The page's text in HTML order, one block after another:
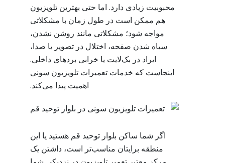
محبوبیت زیادی دارد. اما حتی بهترین تلویزیون
هم ممکن است در طول زمان با مشکلاتی
مواجه شود؛ مشکلاتی مانند روشن نشدن،
سیاه شدن صفحه، اختلال در تصویر یا صدا،
ایراد در بک‌لایت یا خرابی بردهای داخلی.
اینجاست که خدمات تعمیرات تلویزیون سونی
اهمیت پیدا می‌کند.
اگر شما ساکن بلوار توحید قم هستید یا این
منطقه برایتان مناسب‌تر است، داشتن یک